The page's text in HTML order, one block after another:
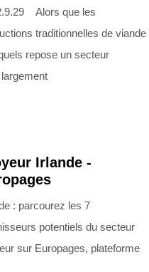
Alors que les
traditionnelles de viande
repose un secteur
Irlande -
: parcourez les 7
potentiels du secteur
sur Europages, plateforme